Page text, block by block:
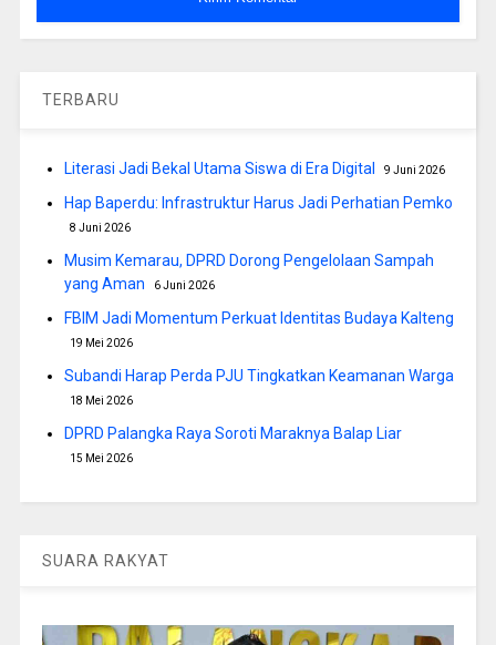
TERBARU
Literasi Jadi Bekal Utama Siswa di Era Digital 9 Juni 2026
Hap Baperdu: Infrastruktur Harus Jadi Perhatian Pemko
8 Juni 2026
Musim Kemarau, DPRD Dorong Pengelolaan Sampah
yang Aman
6 Juni 2026
FBIM Jadi Momentum Perkuat Identitas Budaya Kalteng
19 Mei 2026
Subandi Harap Perda PJU Tingkatkan Keamanan Warga
18 Mei 2026
DPRD Palangka Raya Soroti Maraknya Balap Liar
15 Mei 2026
SUARA RAKYAT